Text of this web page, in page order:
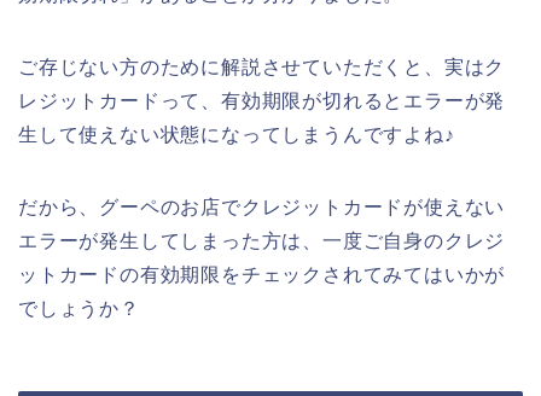
ご存じない方のために解説させていただくと、実はク
レジットカードって、有効期限が切れるとエラーが発
生して使えない状態になってしまうんですよね♪
だから、グーペのお店でクレジットカードが使えない
エラーが発生してしまった方は、一度ご自身のクレジ
ットカードの有効期限をチェックされてみてはいかが
でしょうか？